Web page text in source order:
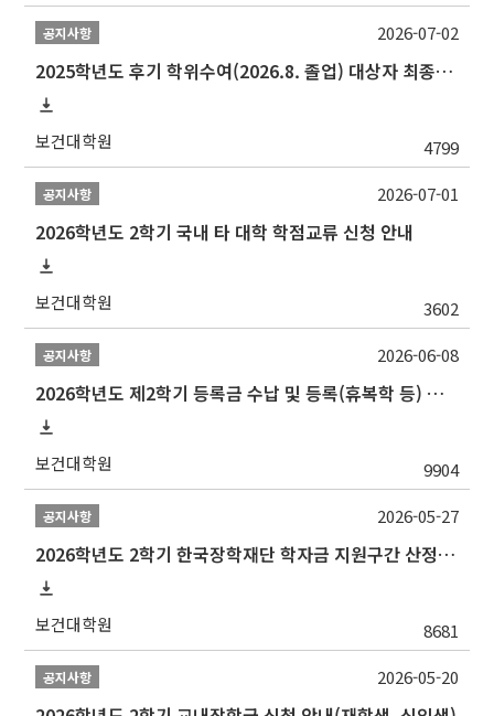
공지사항
2025학년도 후기 학위수여(2026.8. 졸업) 대상자 최종인준 논문 제출 안내
보건대학원 4799
2026-07-02
공지사항
2026학년도 2학기 국내 타 대학 학점교류 신청 안내
보건대학원 3602
2026-07-01
공지사항
2026학년도 제2학기 등록금 수납 및 등록(휴복학 등) 일정 안내
보건대학원 9904
2026-06-08
공지사항
2026학년도 2학기 한국장학재단 학자금 지원구간 산정 신청 안내
보건대학원 8681
2026-05-27
공지사항 2026-05-20